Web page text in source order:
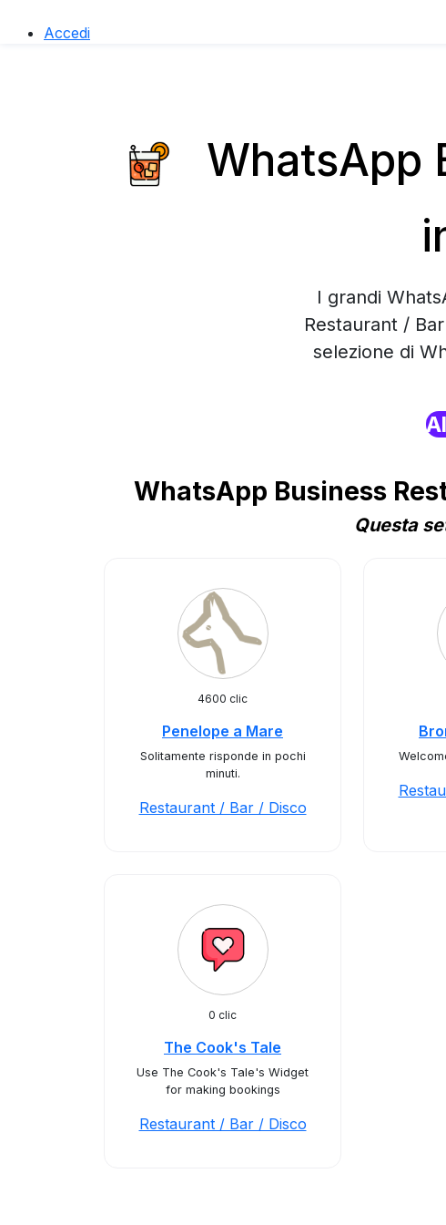
Accedi
WhatsApp
I grandi
Restaurant /
selezione di
WhatsApp Business
Questa
4600 clic
Penelope a Mare
Solitamente risponde in pochi
minuti.
Restaurant / Bar / Disco
0 clic
The Cook's Tale
Use The Cook's Tale's Widget
for making bookings
Restaurant / Bar / Disco